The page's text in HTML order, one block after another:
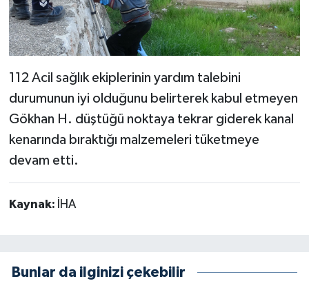
112 Acil sağlık ekiplerinin yardım talebini
durumunun iyi olduğunu belirterek kabul etmeyen
Gökhan H. düştüğü noktaya tekrar giderek kanal
kenarında bıraktığı malzemeleri tüketmeye
devam etti.
Kaynak: İHA
Bunlar da ilginizi çekebilir